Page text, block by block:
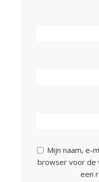
Mijn naam, e-
browser voor de
een